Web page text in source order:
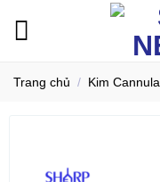
dungTrang chủ / Kim Cannula